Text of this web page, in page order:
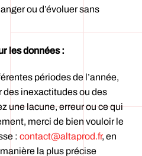
ou d’évoluer sans
les données :
périodes de l’année,
inexactitudes ou des
une lacune, erreur ou ce qui
merci de bien vouloir le
: contact@altaprod.fr, en
la plus précise